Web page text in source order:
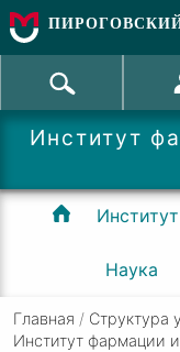
Институт
Институт
Наука
Главная / Структура
Институт фармации